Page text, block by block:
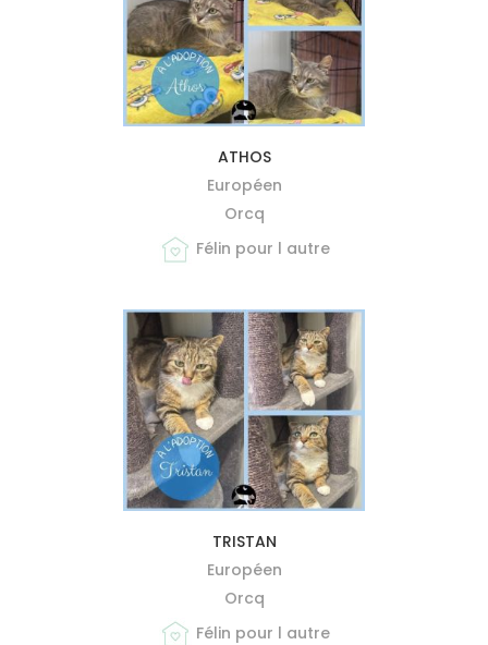
MIEUX ME CONNAÎTRE
ATHOS
Européen
Orcq
Félin pour l autre
MIEUX ME CONNAÎTRE
TRISTAN
Européen
Orcq
Félin pour l autre